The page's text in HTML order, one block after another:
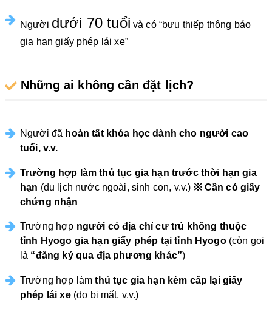
Người dưới 70 tuổi và có “bưu thiếp thông báo
gia hạn giấy phép lái xe”
Những ai không cần đặt lịch?
Người đã hoàn tất khóa học dành cho người cao
tuổi, v.v.
Trường hợp làm thủ tục gia hạn trước thời hạn gia
hạn (du lịch nước ngoài, sinh con, v.v.) ※ Cần có giấy
chứng nhận
Trường hợp người có địa chỉ cư trú không thuộc
tỉnh Hyogo gia hạn giấy phép tại tỉnh Hyogo(còn gọi
là “đăng ký qua địa phương khác”)
Trường hợp làmthủ tục gia hạn kèm cấp lại giấy
phép lái xe(do bị mất, v.v.)